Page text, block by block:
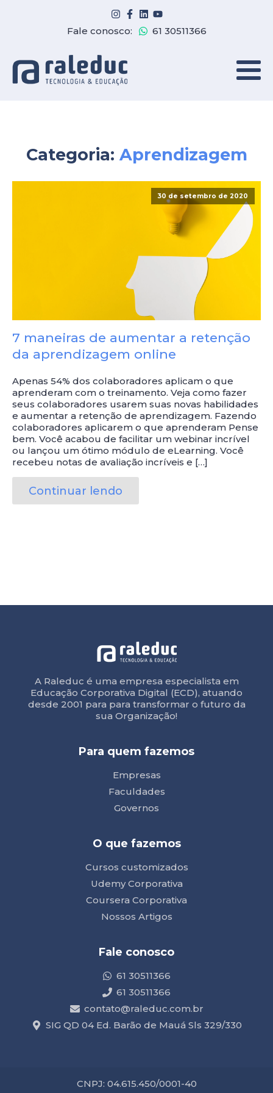
Fale conosco: 61 30511366
Categoria: Aprendizagem
30 de setembro de 2020
7 maneiras de aumentar a retenção
da aprendizagem online
Apenas 54% dos colaboradores aplicam o que
aprenderam com o treinamento. Veja como fazer
seus colaboradores usarem suas novas habilidades
e aumentar a retenção de aprendizagem. Fazendo
colaboradores aplicarem o que aprenderam Pense
bem. Você acabou de facilitar um webinar incrível
ou lançou um ótimo módulo de eLearning. Você
recebeu notas de avaliação incríveis e […]
Continuar lendo
A Raleduc é uma empresa especialista em
Educação Corporativa Digital (ECD), atuando
desde 2001 para para transformar o futuro da
sua Organização!
Para quem fazemos
Empresas
Faculdades
Governos
O que fazemos
Cursos customizados
Udemy Corporativa
Coursera Corporativa
Nossos Artigos
Fale conosco
61 30511366
61 30511366
contato@raleduc.com.br
SIG QD 04 Ed. Barão de Mauá Sls 329/330
CNPJ: 04.615.450/0001-40